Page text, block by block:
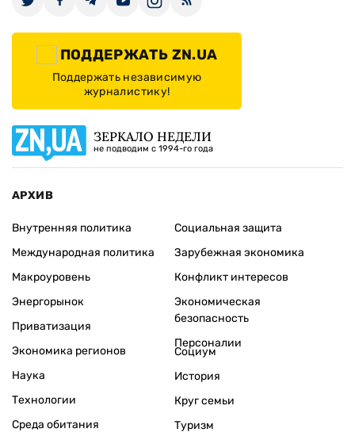
ПОДДЕРЖАТЬ ZN.UA
Поддержать независимую
журналистику!
ЗЕРКАЛО НЕДЕЛИ
не подводим с 1994-го года
АРХИВ
Внутренняя политика
Международная политика
Макроуровень
Энергорынок
Приватизация
Экономика регионов
Социальная защита
Зарубежная экономика
Конфликт интересов
Экономическая
безопасность
Персоналии
Наука
Технологии
Среда обитания
Социум
История
Круг семьи
Туризм